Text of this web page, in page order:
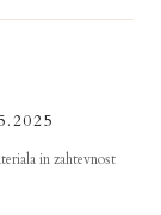
in zahtevnost